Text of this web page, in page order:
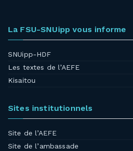
La FSU-SNUipp vous informe
SNUipp-HDF
Les textes de l’AEFE
Kisaitou
Sites institutionnels
Site de l’AEFE
Site de l’ambassade